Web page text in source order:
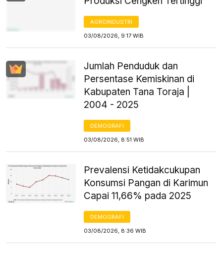
AGROINDUSTRI
03/08/2026, 9:17 WIB
Jumlah Penduduk dan
Persentase Kemiskinan di
Kabupaten Tana Toraja |
2004 - 2025
DEMOGRAFI
03/08/2026, 8:51 WIB
Prevalensi Ketidakcukupan
Konsumsi Pangan di Karimun
Capai 11,66% pada 2025
DEMOGRAFI
03/08/2026, 8:36 WIB